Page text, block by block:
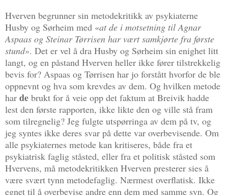
Hverven begrunner sin metodekritikk av psykiaterne
Husby og Sørheim med «at de i motsetning til Agnar
Aspaas og Steinar Tørrisen har vært samkjørte fra første
stund». Det er vel å dra Husby og Sørheim sin enighet litt
langt, og en påstand Hverven heller ikke fører tilstrekkelig
bevis for? Aspaas og Tørrisen har jo forstått hvorfor de ble
oppnevnt og hva som krevdes av dem. Og hvilken metode
har de brukt for å veie opp det faktum at Breivik hadde
lest den første rapporten, ikke likte den og ville stå fram
som tilregnelig? Jeg fulgte utspørringa av dem på tv, og
jeg syntes ikke deres svar på dette var overbevisende. Om
alle psykiaternes metode kan kritiseres, både fra et
psykiatrisk faglig ståsted, eller fra et politisk ståsted som
Hvervens, må metodekritikken Hverven presterer sies å
være svært tynn metodefaglig. Nærmest overflatisk. Ikke
egnet til å overbevise andre enn dem med samme syn. Og